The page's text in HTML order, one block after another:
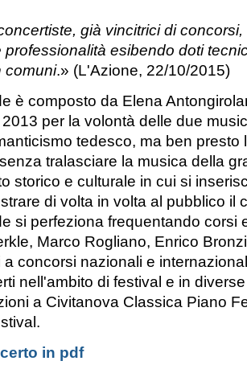
già vincitrici di
esibendo doti
comuni.» (L'Azione, 22/10/2015)
è composto da Elena
per la volontà delle due
tedesco, ma ben
tralasciare la musica della
storico e culturale in cui si
di volta in volta al pubblico il
si perfeziona frequentando
Marco Rogliano, Enrico
a concorsi nazionali e
nell'ambito di festival e in
a Civitanova Classica Piano
in pdf